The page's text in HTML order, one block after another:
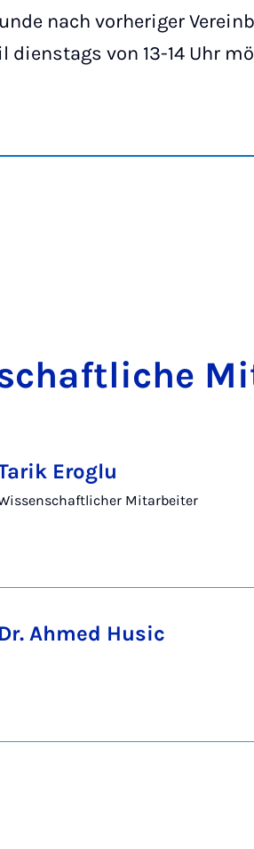
nach vorheriger
dienstags von 13-14 Uhr
Eroglu
Mitarbeiter
Dr. Ahmed Husic